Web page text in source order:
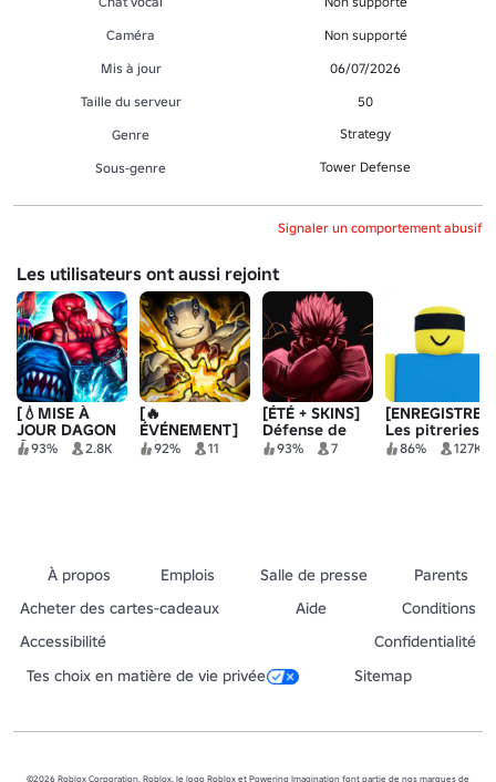
Caméra
Non supporté
Mis à jour
06/07/2026
Taille du serveur
50
Genre
Strategy
Sous-genre Tower Defense
Signaler un comportement abusif
Les utilisateurs ont aussi rejoint
[💧MISE À
JOUR DAGON
!] KAIZEN
93% 2.8K
[🔥
ÉVÉNEMENT]
Défense de
92% 11
[ÉTÉ + SKINS]
Défense de
tour maudite
93% 7
[ENREGISTRER]
Les pitreries
de Jujutsu
86% 127K
À propos Emplois Salle de presse
Parents
Acheter des cartes-cadeaux
Aide
Conditions
Accessibilité
Confidentialité
Tes choix en matière de vie privée
Sitemap
©2026 Roblox Corporation. Roblox, le logo Roblox et Powering Imagination font partie de nos marques de